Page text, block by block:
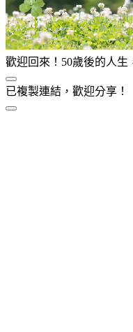
歡迎回來！50歲後的人生
已複製連結，歡迎分享！